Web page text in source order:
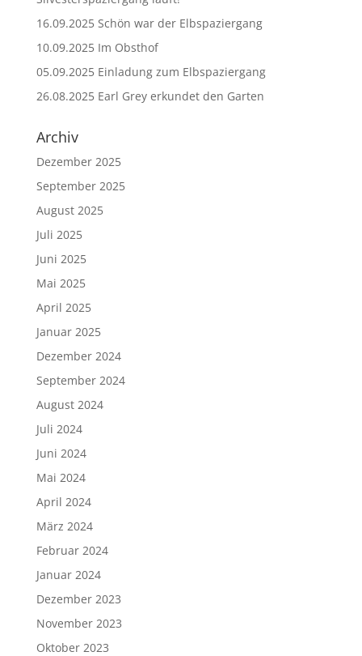
16.09.2025 Schön war der Elbspaziergang
10.09.2025 Im Obsthof
05.09.2025 Einladung zum Elbspaziergang
26.08.2025 Earl Grey erkundet den Garten
Archiv
Dezember 2025
September 2025
August 2025
Juli 2025
Juni 2025
Mai 2025
April 2025
Januar 2025
Dezember 2024
September 2024
August 2024
Juli 2024
Juni 2024
Mai 2024
April 2024
März 2024
Februar 2024
Januar 2024
Dezember 2023
November 2023
Oktober 2023